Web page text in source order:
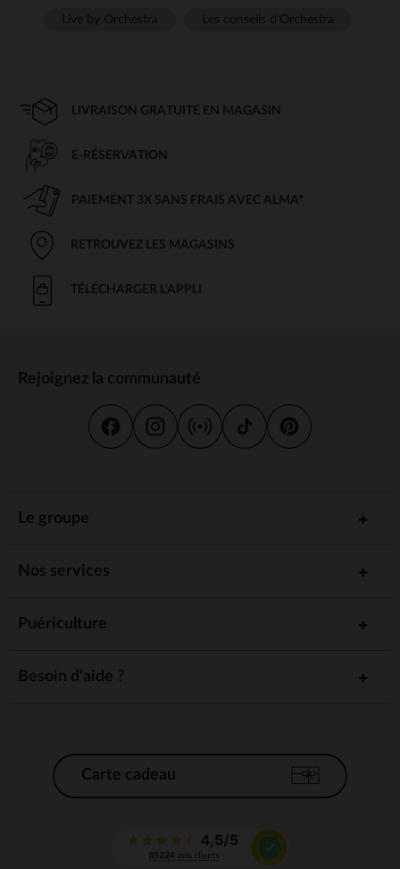
LIVRAISON GRATUITE EN MAGASIN
E-RÉSERVATION
PAIEMENT 3X SANS FRAIS AVEC ALMA*
RETROUVEZ LES MAGASINS
TÉLÉCHARGER L'APPLI
Rejoignez la communauté
Le groupe
Nos services
Puériculture
Besoin d'aide ?
Carte cadeau